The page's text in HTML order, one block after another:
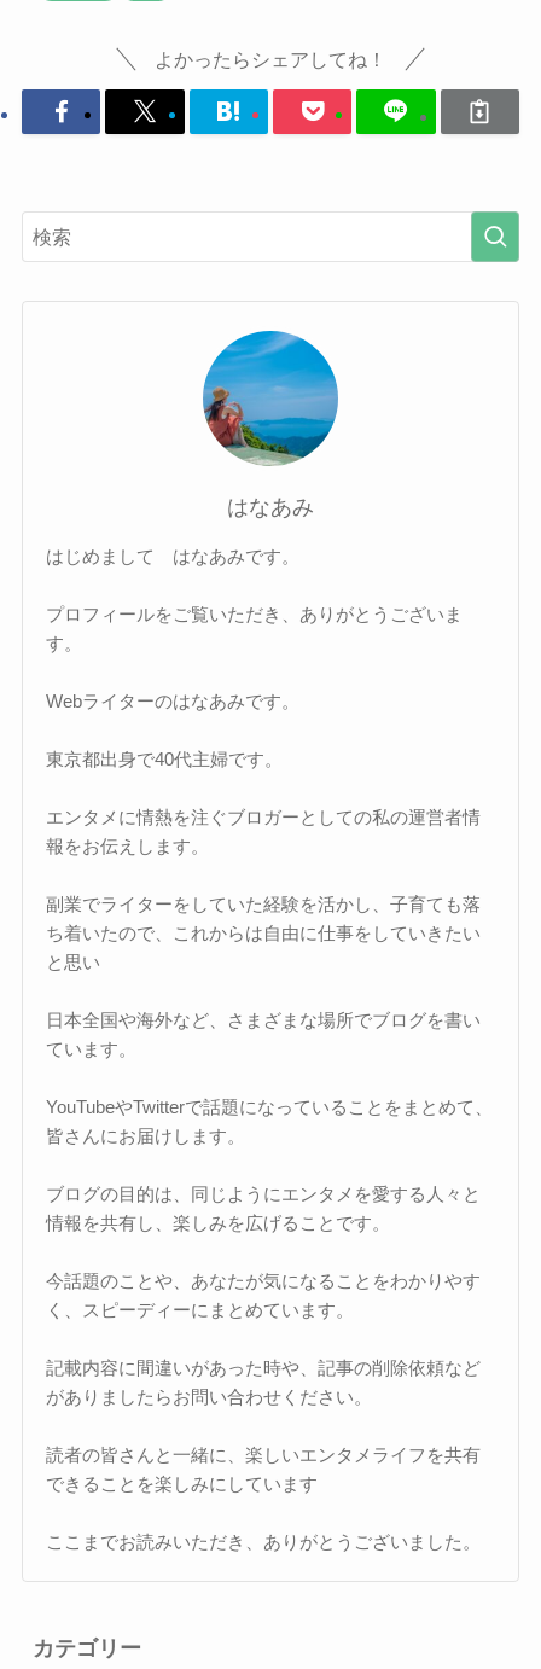
よかったらシェアしてね！
はなあみ
はじめまして はなあみです。
プロフィールをご覧いただき、ありがとうございま
す。
Webライターのはなあみです。
東京都出身で40代主婦です。
エンタメに情熱を注ぐブロガーとしての私の運営者情
報をお伝えします。
副業でライターをしていた経験を活かし、子育ても落
ち着いたので、これからは自由に仕事をしていきたい
と思い
日本全国や海外など、さまざまな場所でブログを書い
ています。
YouTubeやTwitterで話題になっていることをまとめて、
皆さんにお届けします。
ブログの目的は、同じようにエンタメを愛する人々と
情報を共有し、楽しみを広げることです。
今話題のことや、あなたが気になることをわかりやす
く、スピーディーにまとめています。
記載内容に間違いがあった時や、記事の削除依頼など
がありましたらお問い合わせください。
読者の皆さんと一緒に、楽しいエンタメライフを共有
できることを楽しみにしています
ここまでお読みいただき、ありがとうございました。
カテゴリー